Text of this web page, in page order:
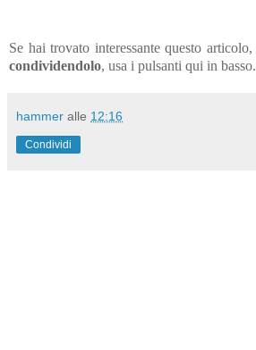
Se hai trovato interessante questo
condividendolo, usa i pulsanti qui in basso.
hammer alle 12:16
Condividi